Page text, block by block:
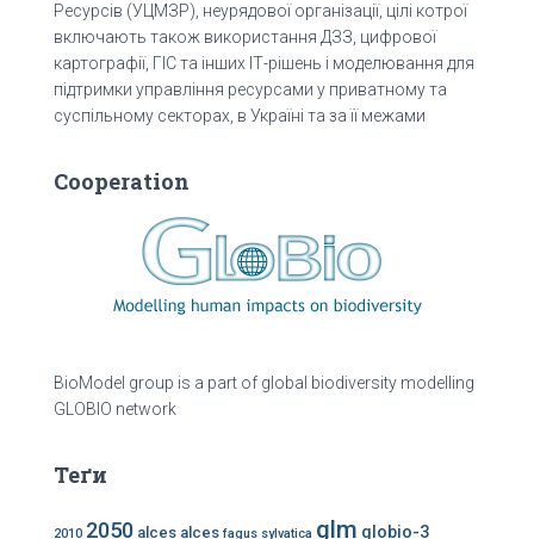
Ресурсів (УЦМЗР), неурядової організації, цілі котрої
включають також використання ДЗЗ, цифрової
картографії, ГІС та інших ІТ-рішень і моделювання для
підтримки управління ресурсами у приватному та
суспільному секторах, в Україні та за її межами
Cooperation
BioModel group is a part of global biodiversity modelling
GLOBIO network
Теґи
2010 2050 alces alces fagus sylvatica glm globio-3